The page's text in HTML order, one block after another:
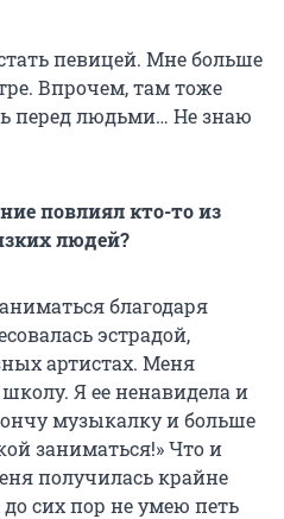
певицей. Мне больше
Впрочем, там тоже
перед людьми… Не знаю
повлиял кто-то из
людей?
благодаря
эстрадой,
артистах. Меня
Я ее ненавидела и
музыкалку и больше
заниматься!» Что и
получилась крайне
сих пор не умею петь